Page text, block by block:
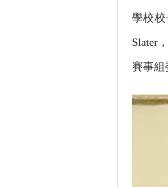
學校
Slater
賽事組